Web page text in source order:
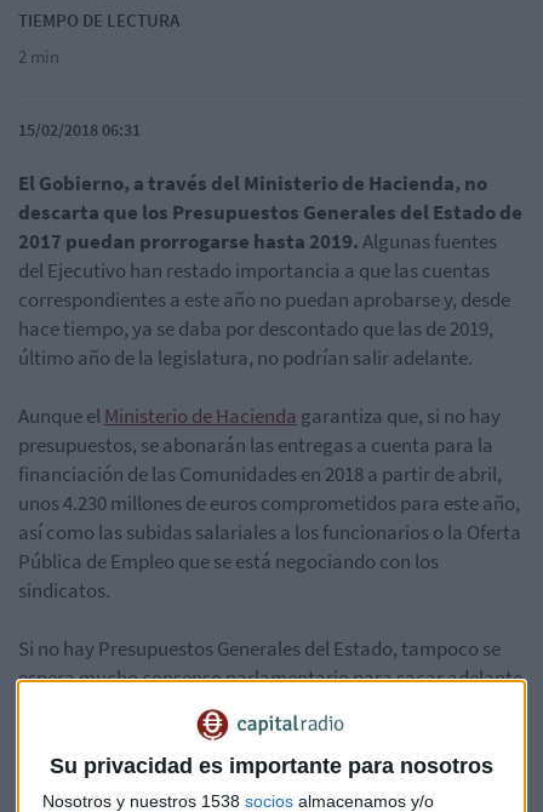
Su privacidad es importante para nosotros
Nosotros y nuestros 1538 socios almacenamos y/o
TIEMPO DE LECTURA
2 min
15/02/2018 06:31
El Gobierno, a través del Ministerio de Hacienda, no
descarta que los Presupuestos Generales del Estado de
2017 puedan prorrogarse hasta 2019.Algunas fuentes
del Ejecutivo han restado importancia a que las cuentas
correspondientes a este año no puedan aprobarse y, desde
hace tiempo, ya se daba por descontado que las de 2019,
último año de la legislatura, no podrían salir adelante.
Aunque elMinisterio de Hacienda garantiza que, si no hay
presupuestos, se abonarán las entregas a cuenta para la
financiación de las Comunidades en 2018 a partir de abril,
unos 4.230 millones de euros comprometidos para este año,
así como las subidas salariales a los funcionarios o la Oferta
Pública de Empleo que se está negociando con los
sindicatos.
Si no hay Presupuestos Generales del Estado, tampoco se
espera mucho consenso parlamentario para sacar adelante
iniciativas y pactos. Así que habrá decisiones "por decreto".
equiparación de los sueldos de la policía
nacional y Guardia Civilcon el de los policías
autonómicos.